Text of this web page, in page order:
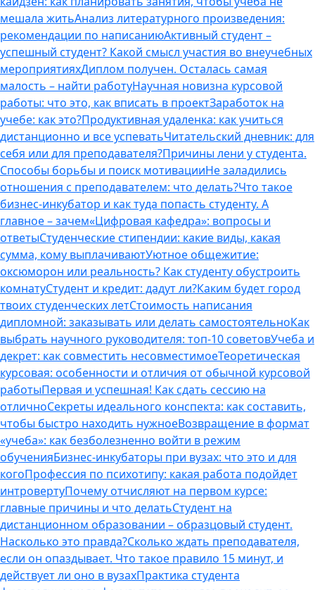
мешала житьАнализ литературного произведения:
рекомендации по написаниюАктивный студент –
успешный студент? Какой смысл участия во внеучебных
мероприятияхДиплом получен. Осталась самая
малость – найти работуНаучная новизна курсовой
работы: что это, как вписать в проектЗаработок на
учебе: как это?Продуктивная удаленка: как учиться
дистанционно и все успеватьЧитательский дневник: для
себя или для преподавателя?Причины лени у студента.
Способы борьбы и поиск мотивацииНе заладились
отношения с преподавателем: что делать?Что такое
бизнес-инкубатор и как туда попасть студенту. А
главное – зачем«Цифровая кафедра»: вопросы и
ответыСтуденческие стипендии: какие виды, какая
сумма, кому выплачиваютУютное общежитие:
оксюморон или реальность? Как студенту обустроить
комнатуСтудент и кредит: дадут ли?Каким будет город
твоих студенческих летСтоимость написания
дипломной: заказывать или делать самостоятельноКак
выбрать научного руководителя: топ-10 советовУчеба и
декрет: как совместить несовместимоеТеоретическая
курсовая: особенности и отличия от обычной курсовой
работыПервая и успешная! Как сдать сессию на
отличноСекреты идеального конспекта: как составить,
чтобы быстро находить нужноеВозвращение в формат
«учеба»: как безболезненно войти в режим
обученияБизнес-инкубаторы при вузах: что это и для
когоПрофессия по психотипу: какая работа подойдет
интровертуПочему отчисляют на первом курсе:
главные причины и что делатьСтудент на
дистанционном образовании – образцовый студент.
Насколько это правда?Сколько ждать преподавателя,
если он опаздывает. Что такое правило 15 минут, и
действует ли оно в вузахПрактика студента